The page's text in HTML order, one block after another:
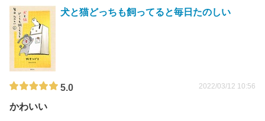
犬と猫どっちも飼ってると毎日たのしい
5.0 2022/03/12 10:56
かわいい